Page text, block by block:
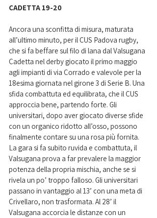
CADETTA 19-20
Ancora una sconfitta di misura, maturata
all’ultimo minuto, per il CUS Padova rugby,
che si fa beffare sul filo di lana dal Valsugana
Cadetta nel derby giocato il primo maggio
agli impianti di via Corrado e valevole per la
18esima giornata nel girone 3 di Serie B. Una
sfida combattuta ed equilibrata, che il CUS
approccia bene, partendo forte. Gli
universitari, dopo aver giocato diverse sfide
con un organico ridotto all’osso, possono
finalmente contare su una rosa più fornita.
La gara si fa subito ruvida e combattuta, il
Valsugana prova a far prevalere la maggior
potenza della propria mischia, anche se si
rivela un po’ troppo falloso. Gli universitari
passano in vantaggio al 13’ con una meta di
Crivellaro, non trasformata. Al 28’ il
Valsugana accorcia le distanze con un